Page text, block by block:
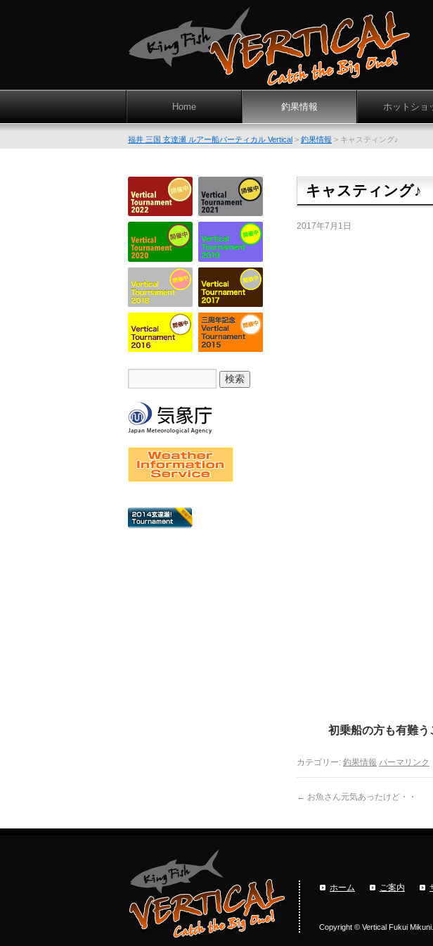
Home 釣果情報 ホットショ
福井 三国 玄達瀬 ルアー船バーティカル Vertical > 釣果情報 > キャスティング♪
キャスティング♪
2017年7月1日
初乗船の方も有難
カテゴリー: 釣果情報 パーマリンク
← お魚さん元気あったけど・・
ホーム ご案内
Copyright © Vertical Fukui